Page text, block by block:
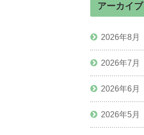
アーカイブ
2026年8月
2026年7月
2026年6月
2026年5月